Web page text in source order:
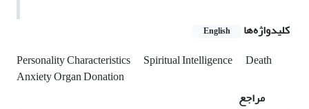
کلیدواژه‌ها
English
Personality Characteristics Spiritual Intelligence
Death
Anxiety Organ Donation
مراجع